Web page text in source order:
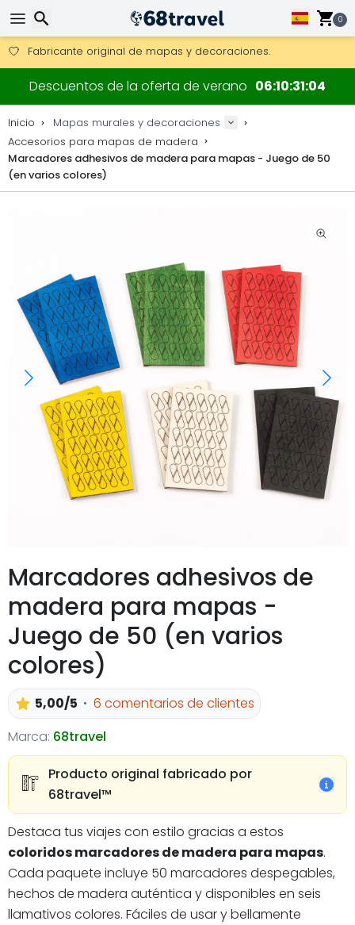
0
Consigue el envío gratuito en pedidos de más de 250 €.
Envío DHL 1 día disponible.
30 días para devoluciones, 90 días para mapas de madera
Descuentos de la oferta de verano 06 10 31 03
Inicio
Mapas murales y decoraciones
Accesorios para mapas de madera
Marcadores adhesivos de madera para mapas - Juego de 50
(en varios colores)
Marcadores adhesivos de
madera para mapas -
Juego de 50 (en varios
colores)
5,00/5
6 comentarios de clientes
Marca: 68travel
Producto original fabricado por
68travel™️
Destaca tus viajes con estilo gracias a estos
coloridos marcadores de madera para mapas.
Cada paquete incluye 50 marcadores despegables,
hechos de madera auténtica y disponibles en seis
llamativos colores. Fáciles de usar y bellamente
Buscar